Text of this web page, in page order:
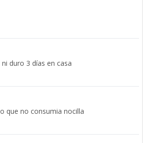
duro 3 días en casa
que no consumia nocilla